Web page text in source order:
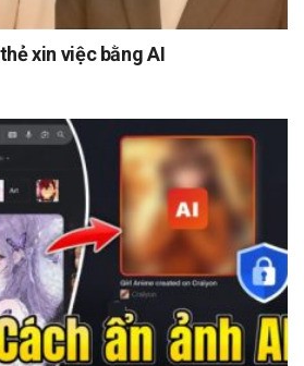
xin việc bằng AI